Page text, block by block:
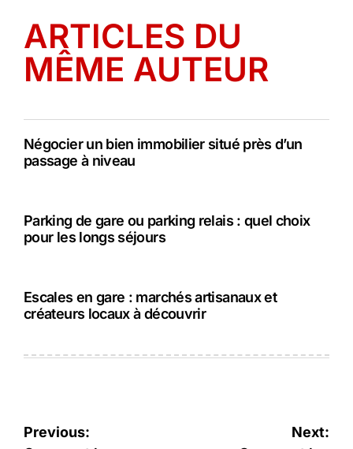
ARTICLES DU
MÊME AUTEUR
Négocier un bien immobilier situé près d’un
passage à niveau
Parking de gare ou parking relais : quel choix
pour les longs séjours
Escales en gare : marchés artisanaux et
créateurs locaux à découvrir
Navigation
Previous:
Next: